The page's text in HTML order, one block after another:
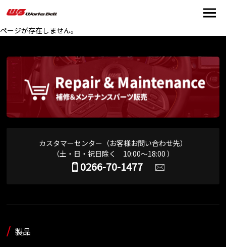
ページが存在しません。
カスタマーセンター（お客様お問い合わせ先）
（土・日・祝日除く 10:00～18:00 ）
0266-70-1477
製品